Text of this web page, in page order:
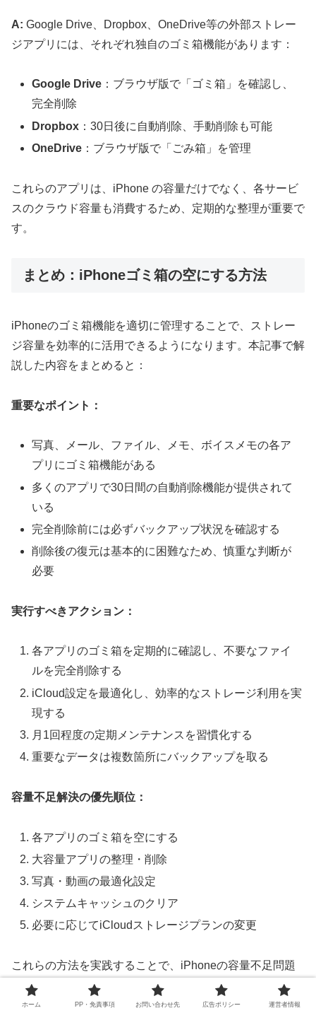
A: Google Drive、Dropbox、OneDrive等の外部ストレー
ジアプリには、それぞれ独自のゴミ箱機能があります：
Google Drive ：ブラウザ版で「ゴミ箱」を確認し、
完全削除
Dropbox ：30日後に自動削除、手動削除も可能
OneDrive ：ブラウザ版で「ごみ箱」を管理
これらのアプリは、iPhone の容量だけでなく、各サービ
スのクラウド容量も消費するため、定期的な整理が重要で
す。
まとめ：iPhoneゴミ箱の空にする方法
iPhoneのゴミ箱機能を適切に管理することで、ストレー
ジ容量を効率的に活用できるようになります。本記事で解
説した内容をまとめると：
重要なポイント：
写真、メール、ファイル、メモ、ボイスメモの各ア
プリにゴミ箱機能がある
多くのアプリで30日間の自動削除機能が提供されて
いる
完全削除前には必ずバックアップ状況を確認する
削除後の復元は基本的に困難なため、慎重な判断が
必要
実行すべきアクション：
各アプリのゴミ箱を定期的に確認し、不要なファイ
ルを完全削除する
iCloud設定を最適化し、効率的なストレージ利用を実
現する
月1回程度の定期メンテナンスを習慣化する
重要なデータは複数箇所にバックアップを取る
容量不足解決の優先順位：
各アプリのゴミ箱を空にする
大容量アプリの整理・削除
写真・動画の最適化設定
システムキャッシュのクリア
必要に応じてiCloudストレージプランの変更
これらの方法を実践することで、iPhoneの容量不足問題
は大幅に改善されるはずです。大切な瞬間を逃すことな
く、快適なiPhoneライフを送りましょう。
ホーム PP・免責事項 お問い合わせ先 広告ポリシー 運営者情報